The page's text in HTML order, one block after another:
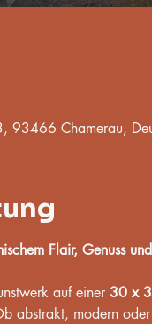
93466 Chamerau,
Flair, Genuss
auf einer 30 x
abstrakt, modern